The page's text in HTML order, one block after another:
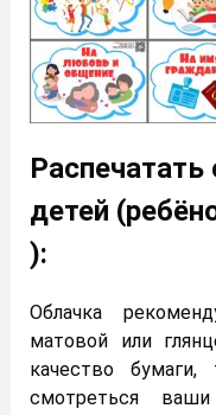
детей
):
Облачка
матовой или
качество
смотреться